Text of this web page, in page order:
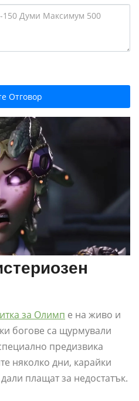
Отговор
за Олимп е на живо и
богове са щурмували
предизвика
няколко дни, карайки
плащат за недостатък.